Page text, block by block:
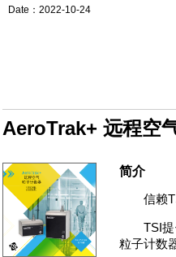
Date：2022-10-24
AeroTrak+ 远程空
简介
信赖
TSI
粒子计数